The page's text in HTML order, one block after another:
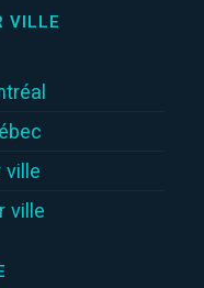
VILLE
ville
ville